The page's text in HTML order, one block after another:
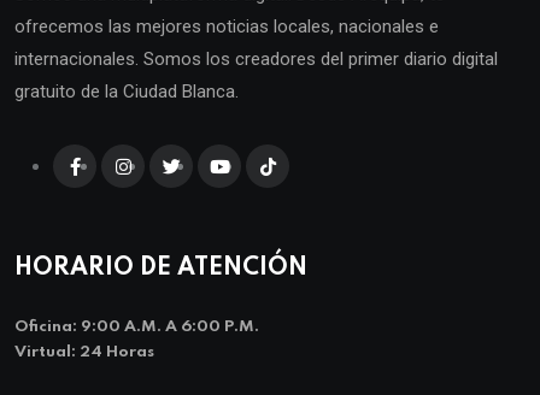
ofrecemos las mejores noticias locales, nacionales e
internacionales. Somos los creadores del primer diario digital
gratuito de la Ciudad Blanca.
HORARIO DE ATENCIÓN
Oficina: 9:00 A.m. A 6:00 P.m.
Virtual: 24 Horas